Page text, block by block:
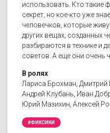
использовать. Кто такие
секрет, но кое-кто уже
человечков, которые
других вещах, созданных
разбираются в технике и
советов. А еще они очень
В ролях
Лариса Брохман, Дмитрий
Андрей Клубань, Иван
Юрий Мазихин, Алексей
#ФИКСИКИ